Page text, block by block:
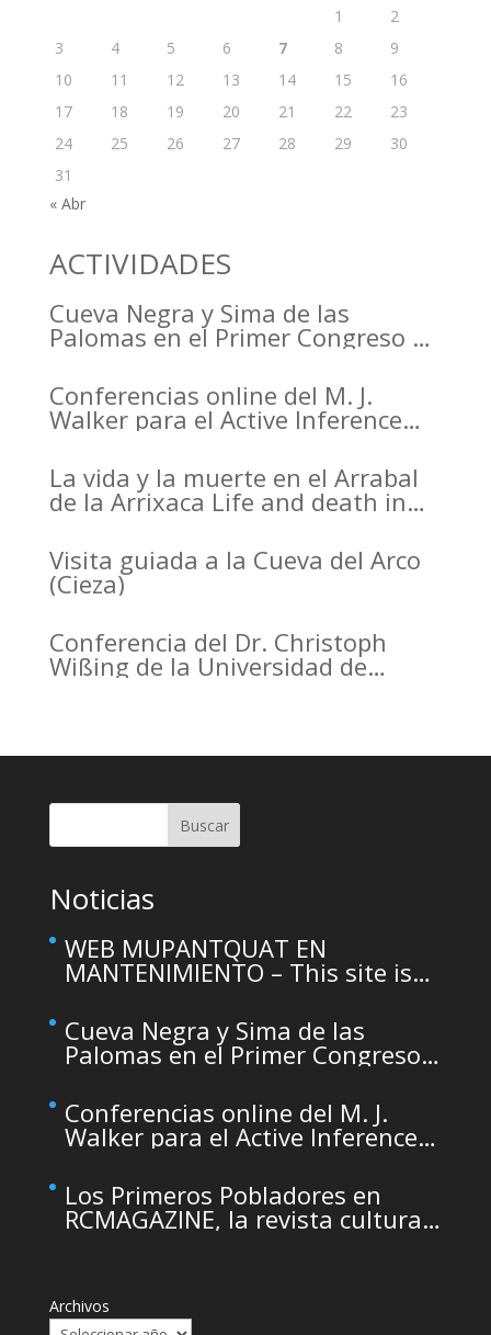
1
2
3
4 5 6 7 8
9
10
11 12 13 14 15
16
17
18 19 20 21 22
23
24
25 26 27 28 29
30
31
« Abr
ACTIVIDADES
Cueva Negra y Sima de las
Palomas en el Primer Congreso de
Murcia organizado por el CDL
Conferencias online del M. J.
Walker para el Active Inference
La vida y la muerte en el Arrabal
de la Arrixaca Life and death in
Visita guiada a la Cueva del Arco
(Cieza)
Conferencia del Dr. Christoph
Wißing de la Universidad de
versus early modern humans:
pattern Buscar
Noticias
WEB MUPANTQUAT EN
MANTENIMIENTO – This site is
maintenance
Cueva Negra y Sima de las
Palomas en el Primer Congreso
Murcia organizado por el CDL
Conferencias online del M. J.
Walker para el Active Inference
Los Primeros Pobladores en
RCMAGAZINE, la revista cultural
Archivos